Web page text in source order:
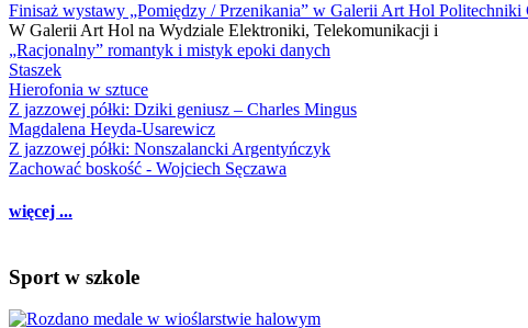
Finisaż wystawy „Pomiędzy / Przenikania” w Galerii Art Hol Politechniki
W Galerii Art Hol na Wydziale Elektroniki, Telekomunikacji i
„Racjonalny” romantyk i mistyk epoki danych
Staszek
Hierofonia w sztuce
Z jazzowej półki: Dziki geniusz – Charles Mingus
Magdalena Heyda-Usarewicz
Z jazzowej półki: Nonszalancki Argentyńczyk
Zachować boskość - Wojciech Sęczawa
więcej ...
Sport w szkole